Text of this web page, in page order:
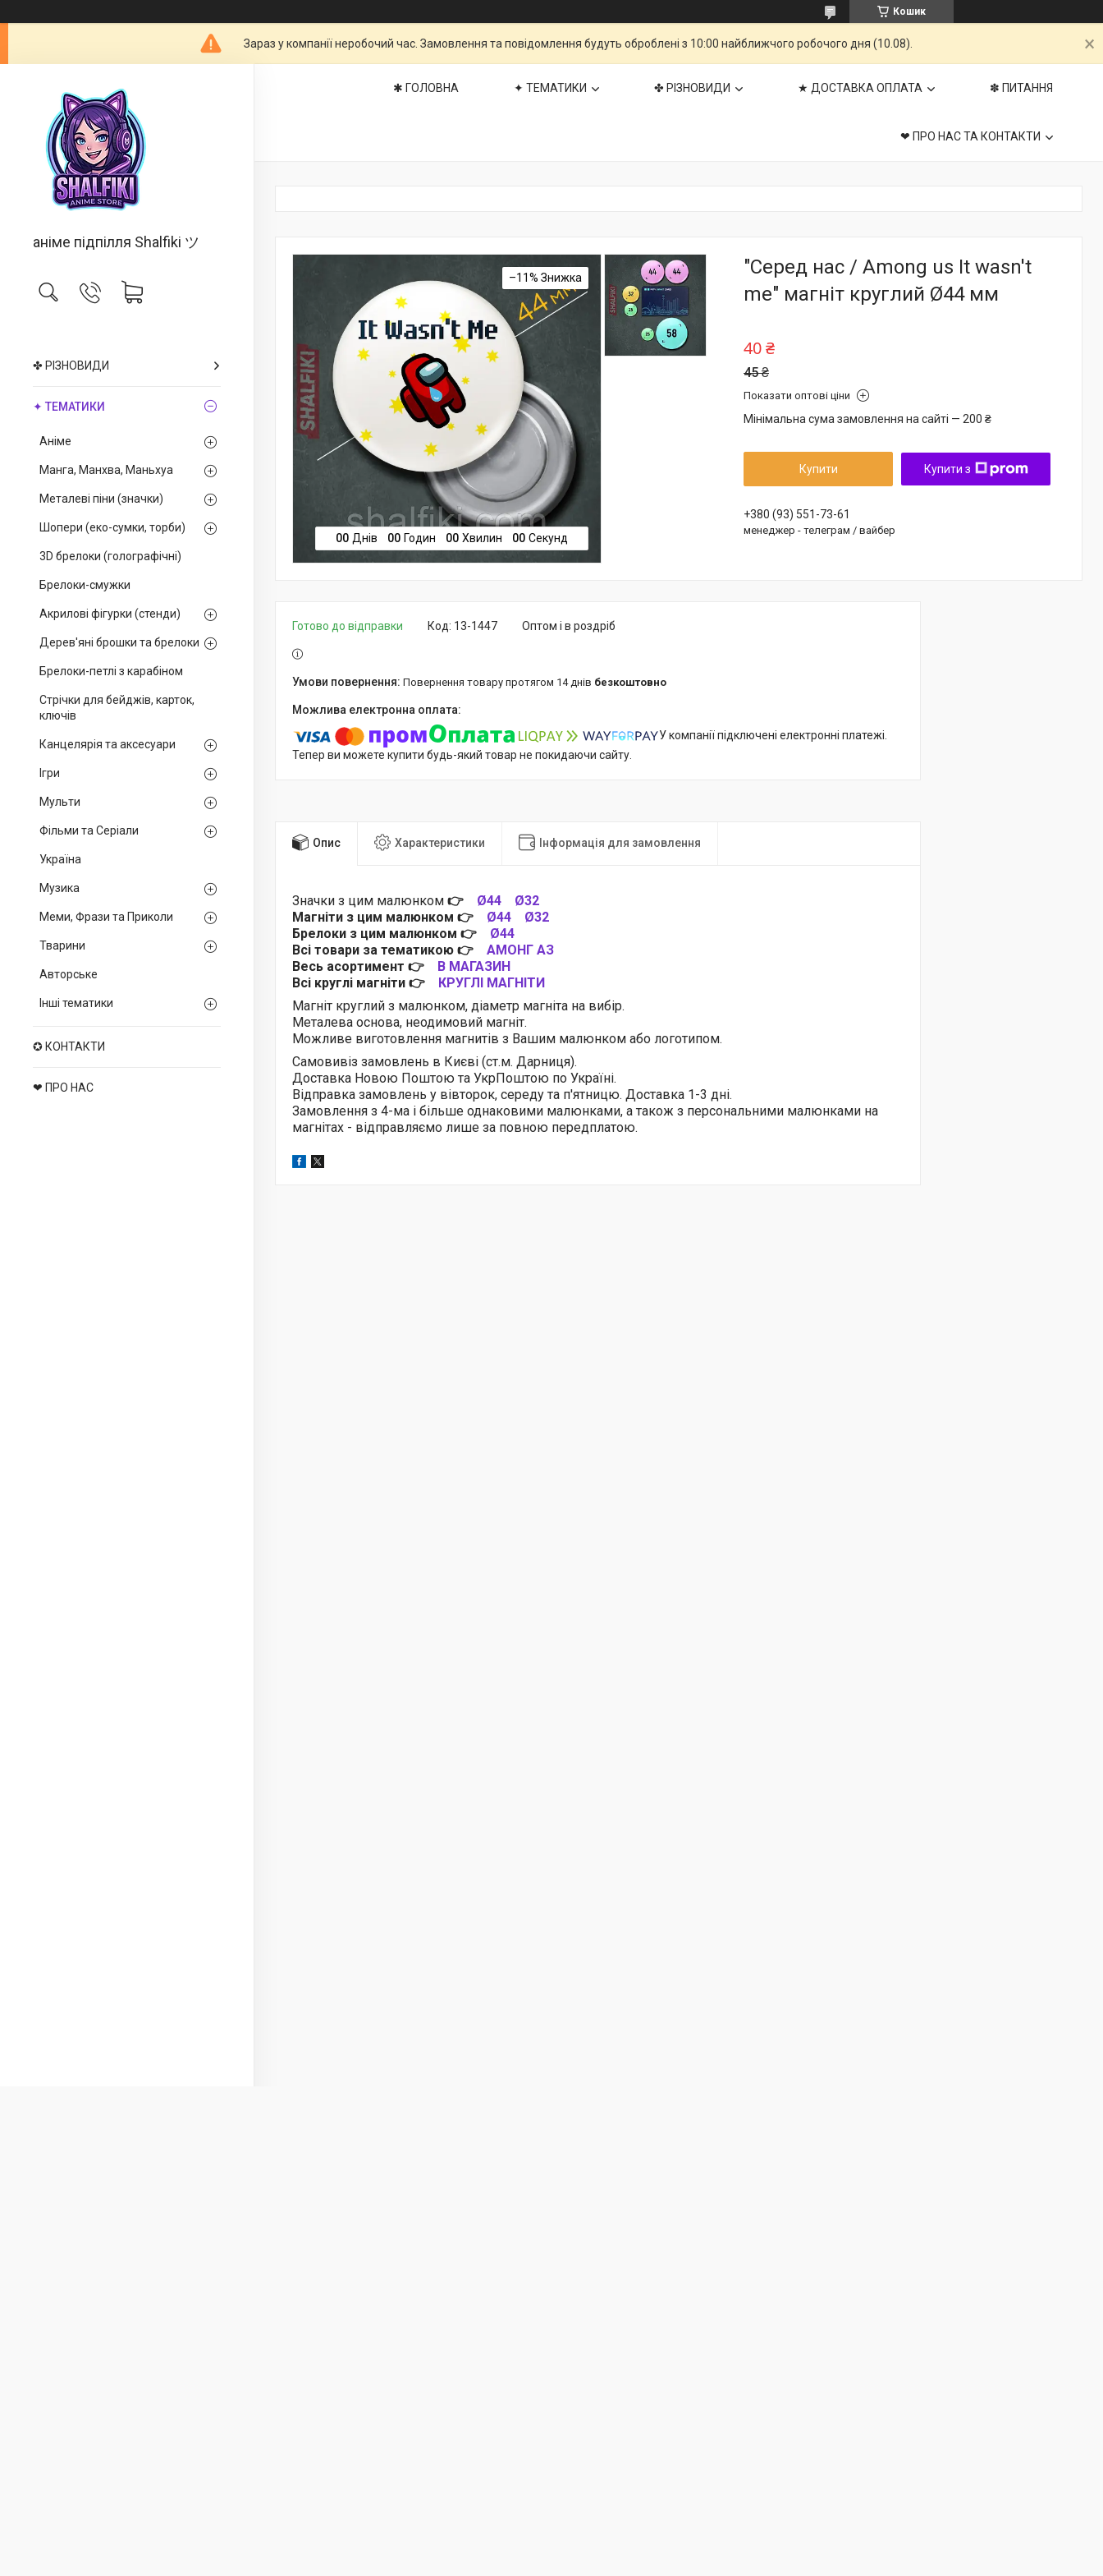
Кошик
Зараз у компанії неробочий час. Замовлення та повідомлення будуть оброблені з 10:00 найближчого робочого дня (10.08).
аніме підпілля Shalfiki ツ
✤ РІЗНОВИДИ
✦ ТЕМАТИКИ
Аніме
Манга, Манхва, Маньхуа
Металеві піни (значки)
Шопери (еко-сумки, торби)
3D брелоки (голографічні)
Брелоки-смужки
Акрилові фігурки (стенди)
Дерев'яні брошки та брелоки
Брелоки-петлі з карабіном
Стрічки для бейджів, карток,
ключів
Канцелярія та аксесуари
Ігри
Мульти
Фільми та Серіали
Україна
Музика
Меми, Фрази та Приколи
Тварини
Авторське
Інші тематики
✪ КОНТАКТИ
❤ ПРО НАС
✱ ГОЛОВНА ✦ ТЕМАТИКИ ✤ РІЗНОВИДИ ★ ДОСТАВКА ОПЛАТА ✽ ПИТАННЯ
❤ ПРО НАС ТА КОНТАКТИ
–11%
00 Днів 00 Годин 00 Хвилин 00 Секунд
"Серед нас / Among us It wasn't
me" магніт круглий Ø44 мм
45 ₴
40 ₴
Показати оптові ціни
Мінімальна сума замовлення на сайті — 200 ₴
Купити Купити з
+380 (93) 551-73-61
менеджер - телеграм / вайбер
Готово до відправки Оптом і в роздріб
Код: 13-1447
повернення товару протягом 14 днів безкоштовно
У компанії підключені електронні платежі.
Тепер ви можете купити будь-який товар не покидаючи сайту.
Опис Характеристики Інформація для замовлення
Значки з цим малюнком 👉 Ø44
Ø32
Магніти з цим малюнком 👉 Ø44
Ø32
Брелоки з цим малюнком 👉 Ø44
Всі товари за тематикою 👉 АМОНГ АЗ
Весь асортимент 👉
В МАГАЗИН
Всі круглі магніти 👉
КРУГЛІ МАГНІТИ
Магніт круглий з малюнком, діаметр магніта на вибір.
Металева основа, неодимовий магніт.
Можливе виготовлення магнитів з Вашим малюнком або логотипом.
Самовивіз замовлень в Києві (ст.м. Дарниця).
Доставка Новою Поштою та УкрПоштою по Україні.
Відправка замовлень у вівторок, середу та п'ятницю. Доставка 1-3 дні.
Замовлення з 4-ма і більше однаковими малюнками, а також з персональними малюнками на
магнітах - відправляємо лише за повною передплатою.